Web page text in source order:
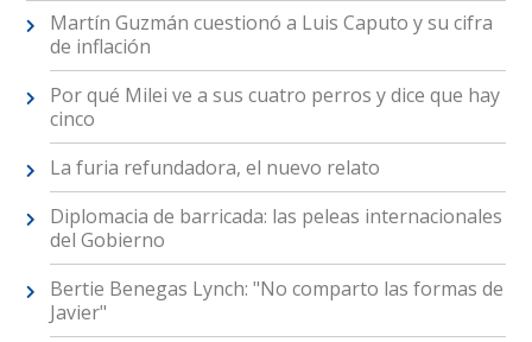
Martín Guzmán cuestionó a Luis Caputo y su cifra
de inflación
Por qué Milei ve a sus cuatro perros y dice que hay
cinco
La furia refundadora, el nuevo relato
Diplomacia de barricada: las peleas internacionales
del Gobierno
Bertie Benegas Lynch: "No comparto las formas de
Javier"